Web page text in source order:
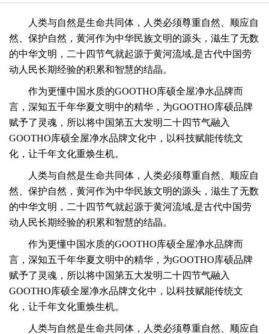
人类与自然是生命共同体，人类必须尊重自然、顺应自
然、保护自然，黄河作为中华民族文明的源头，滋生了无数
的中华文明， 二十四节气就起源于黄河流域,是古代中国劳
动人民长期经验的积累和智慧的结晶。
作为更懂中国水质的GOOTHO库硕全屋净水品牌而
言，深知五千年华夏文明中的精华，为GOOTHO库硕品牌
赋予了灵魂，所以将中国第五大发明二十四节气融入
GOOTHO库硕全屋净水品牌文化中，以科技赋能传统文
化，让千年文化重焕生机。
人类与自然是生命共同体，人类必须尊重自然、顺应自
然、保护自然，黄河作为中华民族文明的源头，滋生了无数
的中华文明， 二十四节气就起源于黄河流域,是古代中国劳
动人民长期经验的积累和智慧的结晶。
作为更懂中国水质的GOOTHO库硕全屋净水品牌而
言，深知五千年华夏文明中的精华，为GOOTHO库硕品牌
赋予了灵魂，所以将中国第五大发明二十四节气融入
GOOTHO库硕全屋净水品牌文化中，以科技赋能传统文
化，让千年文化重焕生机。
人类与自然是生命共同体，人类必须尊重自然、顺应自